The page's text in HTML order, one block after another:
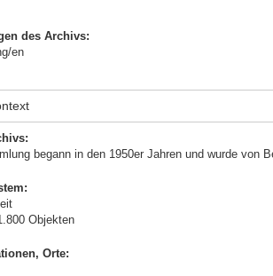
des Archivs:
en
begann in den 1950er Jahren und wurde von
Objekten
Orte: